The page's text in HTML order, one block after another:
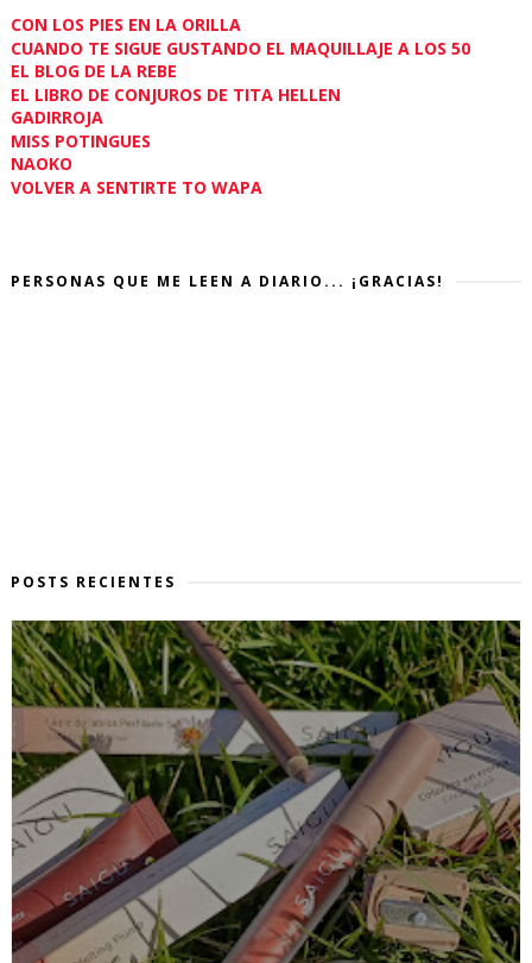
CON LOS PIES EN LA ORILLA
CUANDO TE SIGUE GUSTANDO EL MAQUILLAJE A LOS 50
EL BLOG DE LA REBE
EL LIBRO DE CONJUROS DE TITA HELLEN
GADIRROJA
MISS POTINGUES
NAOKO
VOLVER A SENTIRTE TO WAPA
PERSONAS QUE ME LEEN A DIARIO... ¡GRACIAS!
POSTS RECIENTES